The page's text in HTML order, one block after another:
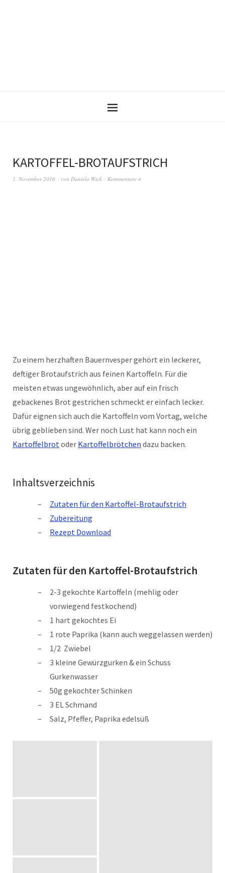
KARTOFFEL-BROTAUFSTRICH
1. November 2016 von Daniela Wick Kommentare 4
Zu einem herzhaften Bauernvesper gehört ein leckerer,
deftiger Brotaufstrich aus feinen Kartoffeln. Für die
meisten etwas ungewöhnlich, aber auf ein frisch
gebackenes Brot gestrichen schmeckt er einfach lecker.
Dafür eignen sich auch die Kartoffeln vom Vortag, welche
übrig geblieben sind. Wer noch Lust hat kann noch ein
Kartoffelbrotoder Kartoffelbrötchen dazu backen.
Inhaltsverzeichnis
Zutaten für den Kartoffel-Brotaufstrich
Zubereitung
Rezept Download
Zutaten für den Kartoffel-Brotaufstrich
2-3 gekochte Kartoffeln (mehlig oder
vorwiegend festkochend)
1 hart gekochtes Ei
1 rote Paprika (kann auch weggelassen werden)
1/2 Zwiebel
3 kleine Gewürzgurken & ein Schuss
Gurkenwasser
50g gekochter Schinken
3 EL Schmand
Salz, Pfeffer, Paprika edelsüß